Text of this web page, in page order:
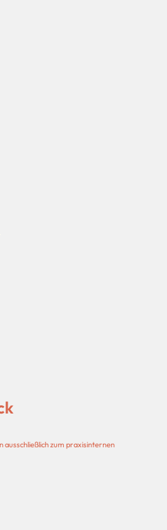
ausschließlich zum praxisinternen